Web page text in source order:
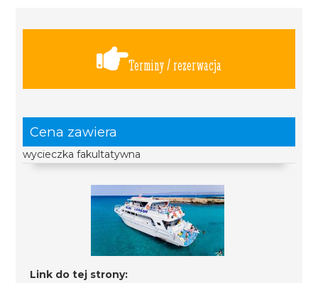
Terminy / rezerwacja
Cena zawiera
wycieczka fakultatywna
Link do tej strony: